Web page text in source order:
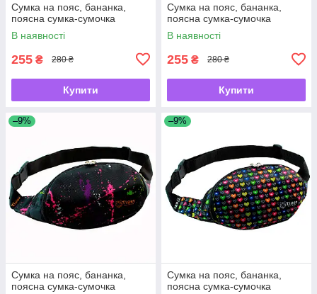
Сумка на пояс, бананка,
поясна сумка-сумочка
В наявності
255 ₴ 280 ₴
Купити
Сумка на пояс, бананка,
поясна сумка-сумочка
В наявності
255 ₴ 280 ₴
Купити
–9%
Сумка на пояс, бананка,
поясна сумка-сумочка
–9%
Сумка на пояс, бананка,
поясна сумка-сумочка